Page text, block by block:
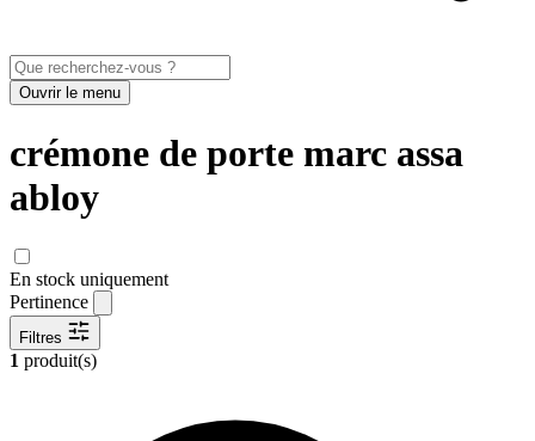
Ouvrir le menu
crémone de porte marc assa
abloy
En stock uniquement
Pertinence
Filtres
1 produit(s)